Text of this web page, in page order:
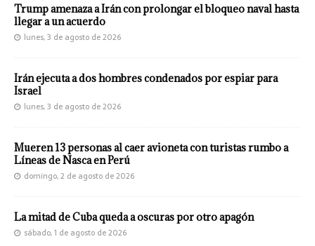
Trump amenaza a Irán con prolongar el bloqueo naval hasta
llegar a un acuerdo
lunes, 3 de agosto de 2026
Irán ejecuta a dos hombres condenados por espiar para
Israel
lunes, 3 de agosto de 2026
Mueren 13 personas al caer avioneta con turistas rumbo a
Líneas de Nasca en Perú
domingo, 2 de agosto de 2026
La mitad de Cuba queda a oscuras por otro apagón
sábado, 1 de agosto de 2026